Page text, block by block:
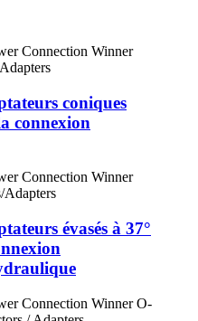
coniques
connexion
évasés à 37°